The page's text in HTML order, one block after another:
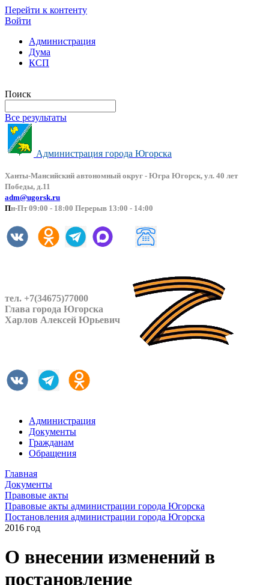
Перейти к контенту
Войти
Администрация
Дума
КСП
Поиск
Все результаты
Администрация города Югорска
Ханты-Мансийский автономный округ - Югра Югорск, ул. 40 лет
Победы, д.11
adm@ugorsk.ru
Пн-Пт 09:00 - 18:00 Перерыв 13:00 - 14:00
тел. +7(34675)77000
Глава города Югорска
Харлов Алексей Юрьевич
Администрация
Документы
Гражданам
Обращения
Главная
Документы
Правовые акты
Правовые акты администрации города Югорска
Постановления администрации города Югорска
2016 год
О внесении изменений в
постановление